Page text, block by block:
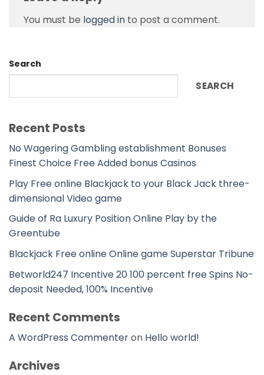
You must be logged in to post a comment.
Search
SEARCH
Recent Posts
No Wagering Gambling establishment Bonuses
Finest Choice Free Added bonus Casinos
Play Free online Blackjack to your Black Jack three-
dimensional Video game
Guide of Ra Luxury Position Online Play by the
Greentube
Blackjack Free online Online game Superstar Tribune
Betworld247 Incentive 20 100 percent free Spins No-
deposit Needed, 100% Incentive
Recent Comments
A WordPress Commenteron Hello world!
Archives